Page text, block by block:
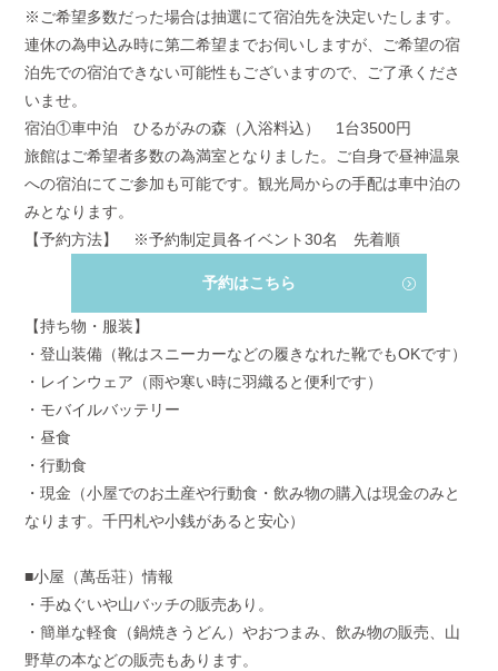
※ご希望多数だった場合は抽選にて宿泊先を決定いたします。
連休の為申込み時に第二希望までお伺いしますが、ご希望の宿
泊先での宿泊できない可能性もございますので、ご了承くださ
いませ。
宿泊①車中泊 ひるがみの森（入浴料込） 1台3500円
旅館はご希望者多数の為満室となりました。ご自身で昼神温泉
への宿泊にてご参加も可能です。観光局からの手配は車中泊の
みとなります。
【予約方法】 ※予約制定員各イベント30名 先着順
予約はこちら
【持ち物・服装】
・登山装備（靴はスニーカーなどの履きなれた靴でもOKです）
・レインウェア（雨や寒い時に羽織ると便利です）
・モバイルバッテリー
・昼食
・行動食
・現金（小屋でのお土産や行動食・飲み物の購入は現金のみと
なります。千円札や小銭があると安心）
■小屋（萬岳荘）情報
・手ぬぐいや山バッチの販売あり。
・簡単な軽食（鍋焼きうどん）やおつまみ、飲み物の販売、山
野草の本などの販売もあります。